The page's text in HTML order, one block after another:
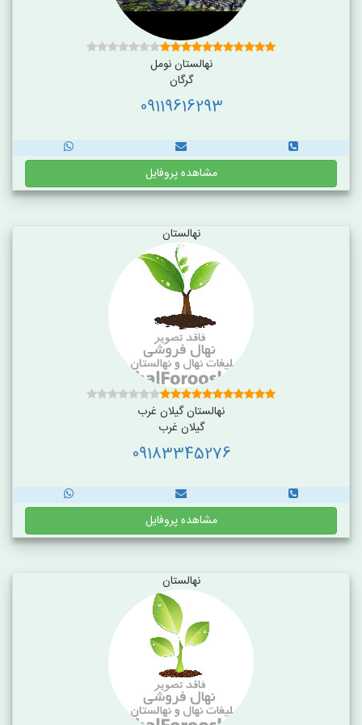
نهالستان نومل
گرگان
09119616293
مشاهده پروفایل
نهالستان
نهالستان گیلان غرب
گیلان غرب
09183345276
مشاهده پروفایل
نهالستان